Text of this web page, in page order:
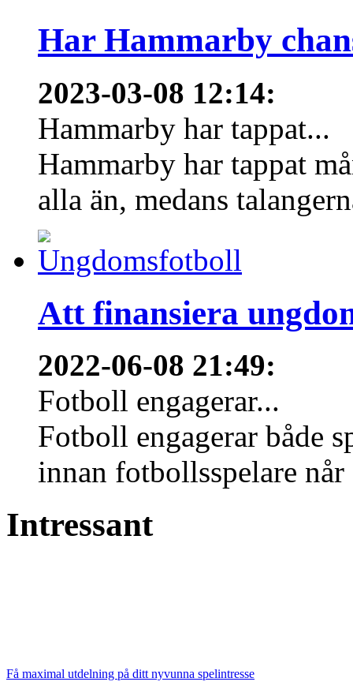
Har Hammarby
2023-03-08 12:14:
Hammarby har tappat...
Hammarby har tappat
alla än, medans
Att finansiera
2022-06-08 21:49:
Fotboll engagerar...
Fotboll engagerar både
innan fotbollsspelare
Intressant
Få maximal utdelning på ditt nyvunna spelintresse